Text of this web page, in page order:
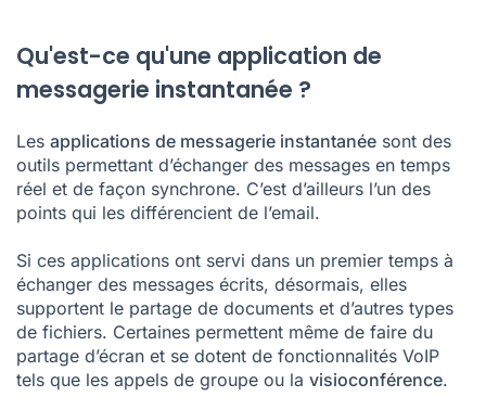
Qu'est-ce qu'une application de
messagerie instantanée ?
Les applications de messagerie instantanée sont des
outils permettant d’échanger des messages en temps
réel et de façon synchrone. C’est d’ailleurs l’un des
points qui les différencient de l’email.
Si ces applications ont servi dans un premier temps à
échanger des messages écrits, désormais, elles
supportent le partage de documents et d’autres types
de fichiers. Certaines permettent même de faire du
partage d’écran et se dotent de fonctionnalités VoIP
tels que les appels de groupe ou la visioconférence.